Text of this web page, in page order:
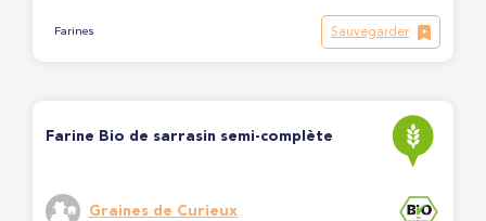
Farines Sauvegarder
Farine Bio de sarrasin semi-complète
Graines de Curieux